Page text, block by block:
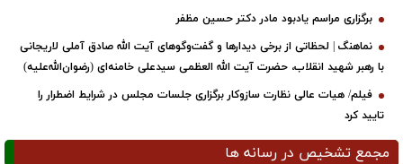
برگزاری مراسم یادبود مادر دکتر حسین مظفر
نماهنگ | لحظاتی از برخی دیدارها و گفت‌وگوهای آیت ‌الله صادق آملی لاریجانی
با رهبر شهید انقلاب، حضرت آیت‌ الله العظمی سیدعلی خامنه‌ای (رضوان‌الله‌علیه)
فیلم/ هیات عالی نظارت سازوکار برگزاری جلسات مجلس در شرایط اضطرار را
تایید کرد
مجمع تشخیص در رسانه ها